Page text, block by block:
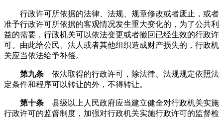
行政许可所依据的法律、法规、规章修改或者废止，或者
准予行政许可所依据的客观情况发生重大变化的，为了公共利
益的需要，行政机关可以依法变更或者撤回已经生效的行政许
可。由此给公民、法人或者其他组织造成财产损失的，行政机
关应当依法给予补偿。
第九条 依法取得的行政许可，除法律、法规规定依照法
定条件和程序可以转让的外，不得转让。
第十条 县级以上人民政府应当建立健全对行政机关实施
行政许可的监督制度，加强对行政机关实施行政许可的监督检